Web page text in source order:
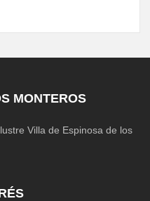
MONTEROS
Villa de Espinosa de los